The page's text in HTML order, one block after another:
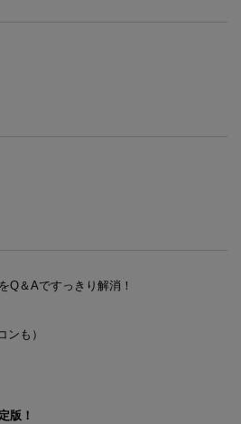
Q＆Aですっきり解消！
ンも）
版！